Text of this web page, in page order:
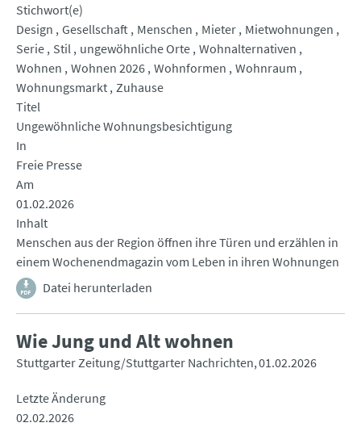
Stichwort(e)
Design Gesellschaft Menschen Mieter Mietwohnungen
Serie Stil ungewöhnliche Orte Wohnalternativen
Wohnen Wohnen 2026 Wohnformen Wohnraum
Wohnungsmarkt Zuhause
Titel
Ungewöhnliche Wohnungsbesichtigung
In
Freie Presse
Am
01.02.2026
Inhalt
Menschen aus der Region öffnen ihre Türen und erzählen in
einem Wochenendmagazin vom Leben in ihren Wohnungen
Datei herunterladen
Wie Jung und Alt wohnen
Stuttgarter Zeitung/Stuttgarter Nachrichten 01.02.2026
Letzte Änderung
02.02.2026